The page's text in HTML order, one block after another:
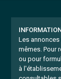
Les
mêmes. Pour
ou pour
à